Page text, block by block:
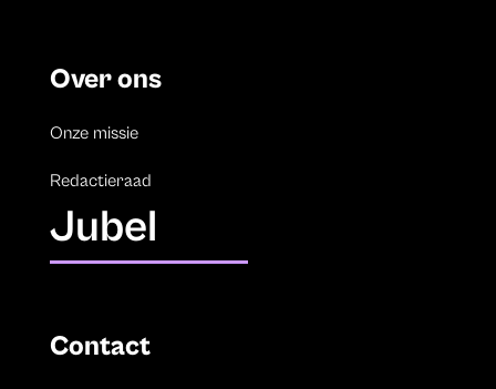
Over ons
Onze missie
Redactieraad
Jubel
Contact